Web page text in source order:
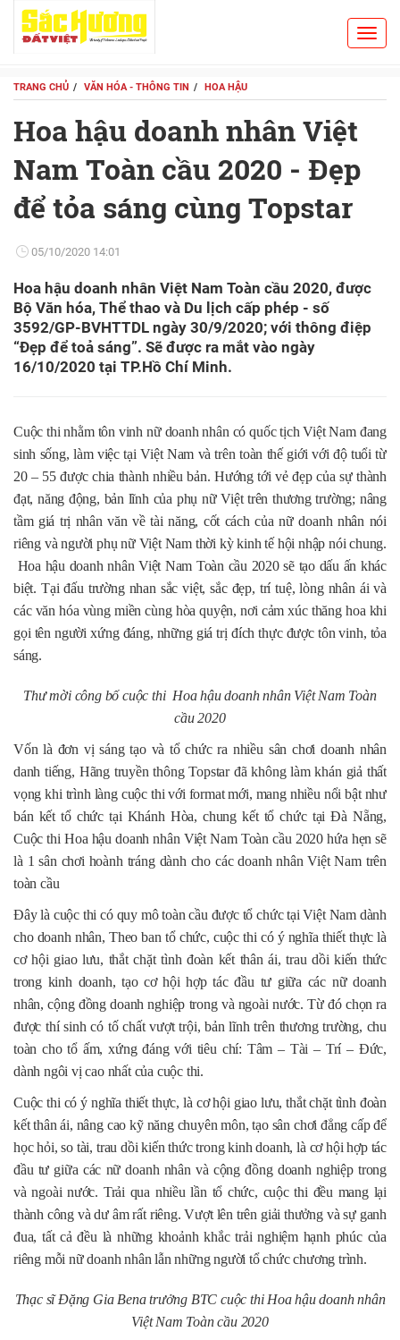
TRANG CHỦ VĂN HÓA - THÔNG TIN HOA HẬU
Hoa hậu doanh nhân Việt
Nam Toàn cầu 2020 - Đẹp
để tỏa sáng cùng Topstar
05/10/2020 14:01
Hoa hậu doanh nhân Việt Nam Toàn cầu 2020, được
Bộ Văn hóa, Thể thao và Du lịch cấp phép - số
3592/GP-BVHTTDL ngày 30/9/2020; với thông điệp
“Đẹp để toả sáng”. Sẽ được ra mắt vào ngày
16/10/2020 tại TP.Hồ Chí Minh.
Cuộc thi nhằm tôn vinh nữ doanh nhân có quốc tịch Việt Nam đang
sinh sống, làm việc tại Việt Nam và trên toàn thế giới với độ tuổi từ
20 – 55 được chia thành nhiều bản. Hướng tới vẻ đẹp của sự thành
đạt, năng động, bản lĩnh của phụ nữ Việt trên thương trường; nâng
tầm giá trị nhân văn về tài năng, cốt cách của nữ doanh nhân nói
riêng và người phụ nữ Việt Nam thời kỳ kinh tế hội nhập nói chung.
Hoa hậu doanh nhân Việt Nam Toàn cầu 2020 sẽ tạo dấu ấn khác
biệt. Tại đấu trường nhan sắc việt, sắc đẹp, trí tuệ, lòng nhân ái và
các văn hóa vùng miền cùng hòa quyện, nơi cảm xúc thăng hoa khi
gọi tên người xứng đáng, những giá trị đích thực được tôn vinh, tỏa
sáng.
Thư mời công bố cuộc thi Hoa hậu doanh nhân Việt Nam Toàn
cầu 2020
Vốn là đơn vị sáng tạo và tổ chức ra nhiều sân chơi doanh nhân
danh tiếng, Hãng truyền thông Topstar đã không làm khán giả thất
vọng khi trình làng cuộc thi với format mới, mang nhiều nổi bật như
bán kết tổ chức tại Khánh Hòa, chung kết tổ chức tại Đà Nẵng,
Cuộc thi Hoa hậu doanh nhân Việt Nam Toàn cầu 2020 hứa hẹn sẽ
là 1 sân chơi hoành tráng dành cho các doanh nhân Việt Nam trên
toàn cầu
Đây là cuộc thi có quy mô toàn cầu được tổ chức tại Việt Nam dành
cho doanh nhân, Theo ban tổ chức, cuộc thi có ý nghĩa thiết thực là
cơ hội giao lưu, thắt chặt tình đoàn kết thân ái, trau dồi kiến thức
trong kinh doanh, tạo cơ hội hợp tác đầu tư giữa các nữ doanh
nhân, cộng đồng doanh nghiệp trong và ngoài nước. Từ đó chọn ra
được thí sinh có tố chất vượt trội, bản lĩnh trên thương trường, chu
toàn cho tổ ấm, xứng đáng với tiêu chí: Tâm – Tài – Trí – Đức,
dành ngôi vị cao nhất của cuộc thi.
Cuộc thi có ý nghĩa thiết thực, là cơ hội giao lưu, thắt chặt tình đoàn
kết thân ái, nâng cao kỹ năng chuyên môn, tạo sân chơi đẳng cấp để
học hỏi, so tài, trau dồi kiến thức trong kinh doanh, là cơ hội hợp tác
đầu tư giữa các nữ doanh nhân và cộng đồng doanh nghiệp trong
và ngoài nước. Trải qua nhiều lần tổ chức, cuộc thi đều mang lại
thành công và dư âm rất riêng. Vượt lên trên giải thưởng và sự ganh
đua, tất cả đều là những khoảnh khắc trải nghiệm hạnh phúc của
riêng mỗi nữ doanh nhân lẫn những người tổ chức chương trình.
Thạc sĩ Đặng Gia Bena trưởng BTC cuộc thi Hoa hậu doanh nhân
Việt Nam Toàn cầu 2020